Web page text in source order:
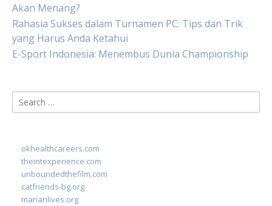
Akan Menang?
Rahasia Sukses dalam Turnamen PC: Tips dan Trik
yang Harus Anda Ketahui
E-Sport Indonesia: Menembus Dunia Championship
Search
for:
okhealthcareers.com
theintexperience.com
unboundedthefilm.com
catfriends-bg.org
marianlives.org